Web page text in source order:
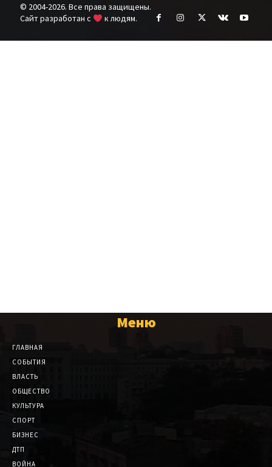
© 2004-2026. Все права защищены.
Cайт разработан с
к людям.
Меню
ГЛАВНАЯ
СОБЫТИЯ
ВЛАСТЬ
ОБЩЕСТВО
КУЛЬТУРА
СПОРТ
БИЗНЕС
ДТП
ВОЙНА